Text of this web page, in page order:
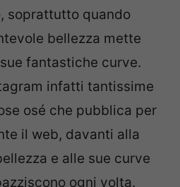
soprattutto quando
bellezza mette
fantastiche curve.
infatti tantissime
osé che pubblica per
il web, davanti alla
e alle sue curve
ogni volta.